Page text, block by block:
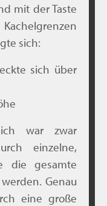
mit der Taste
sich:
sich über
war zwar
einzelne,
die gesamte
Genau
eine große